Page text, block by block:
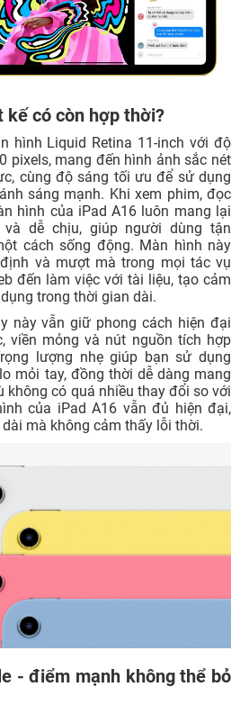
kế có còn hợp thời?
hình Liquid Retina 11-inch với độ
pixels, mang đến hình ảnh sắc nét
cùng độ sáng tối ưu để sử dụng
sáng mạnh. Khi xem phim, đọc
hình của iPad A16 luôn mang lại
dễ chịu, giúp người dùng tận
cách sống động. Màn hình này
và mượt mà trong mọi tác vụ
đến làm việc với tài liệu, tạo cảm
trong thời gian dài.
này vẫn giữ phong cách hiện đại
viền mỏng và nút nguồn tích hợp
lượng nhẹ giúp bạn sử dụng
mỏi tay, đồng thời dễ dàng mang
không có quá nhiều thay đổi so với
của iPad A16 vẫn đủ hiện đại,
mà không cảm thấy lỗi thời.
- điểm mạnh không thể bỏ